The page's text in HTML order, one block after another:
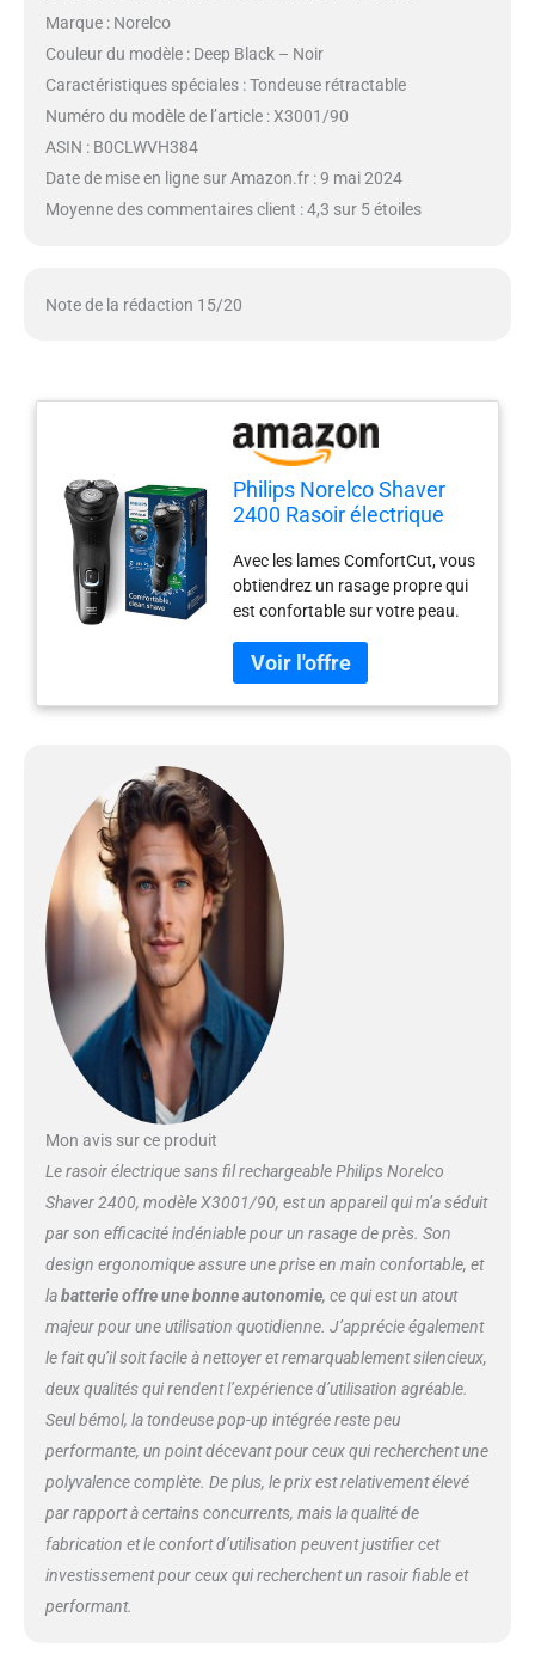
Marque : Norelco
Couleur du modèle : Deep Black – Noir
Caractéristiques spéciales : Tondeuse rétractable
Numéro du modèle de l’article : X3001/90
ASIN : B0CLWVH384
Date de mise en ligne sur Amazon.fr : 9 mai 2024
Moyenne des commentaires client : 4,3 sur 5 étoiles
Note de la rédaction 15/20
Philips Norelco Shaver
2400 Rasoir électrique
avec tondeuse pop-up
X3001/90
Avec les lames ComfortCut, vous
obtiendrez un rasage propre qui
est confortable sur votre peau.
protègent 27 lames auto-
affûtantes pour couper
doucement les cheveux juste au-
têtes flexibles 4D se déplacent
indépendamment dans 4
directions pour s'adapter
automatiquement aux courbes
de votre visage, de votre cou et
de votre mâchoire. Tondeuse
pop-up pour moustache et
branches Terminez votre look
avec la tondeuse intégrée. Il est
idéal pour entretenir votre
moustache et couper vos pattes.
En appuyant simplement sur un
complet sous la clé. Jusqu'à 40
fonctionnement sans fil, soit
environ 13 rasages. Ou
branchez-le pour une
alimentation continue
Mon avis sur ce produit
Le rasoir électrique sans fil rechargeable Philips Norelco
Shaver 2400, modèle X3001/90, est un appareil qui m’a séduit
par son efficacité indéniable pour un rasage de près. Son
design ergonomique assure une prise en main confortable, et
labatterie offre une bonne autonomie, ce qui est un atout
majeur pour une utilisation quotidienne. J’apprécie également
le fait qu’il soit facile à nettoyer et remarquablement silencieux,
deux qualités qui rendent l’expérience d’utilisation agréable.
Seul bémol, la tondeuse pop-up intégrée reste peu
performante, un point décevant pour ceux qui recherchent une
polyvalence complète. De plus, le prix est relativement élevé
par rapport à certains concurrents, mais la qualité de
fabrication et le confort d’utilisation peuvent justifier cet
investissement pour ceux qui recherchent un rasoir fiable et
performant.